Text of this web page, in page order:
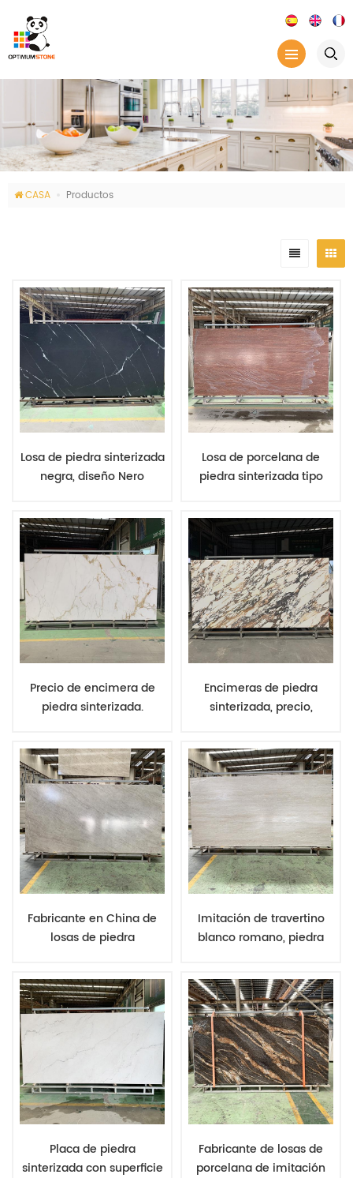
CASA Productos
Losa de piedra sinterizada
negra, diseño Nero
piedra artificial negra con
vetas blancas
Losa de porcelana de
piedra sinterizada tipo
mano, superficie pulida,
losa delgada para la
parte superior de los
muebles
Precio de encimera de
piedra sinterizada.
Opciones de piedra
sinterizada. Losas de 12
mm. Colores variados
para contenedor
completo.
Encimeras de piedra
sinterizada, precio,
ingeniería, tipo de piedra
de lujo, superficie tallada,
porcelana.
Fabricante en China de
losas de piedra
de cuarcita Taj Mahal,
económicas, con
superficie pulida o mate.
Imitación de travertino
blanco romano, piedra
losa de porcelana.
Proveedor de piedra
económica de China.
Placa de piedra
sinterizada con superficie
Fabricante de losas de
porcelana de imitación